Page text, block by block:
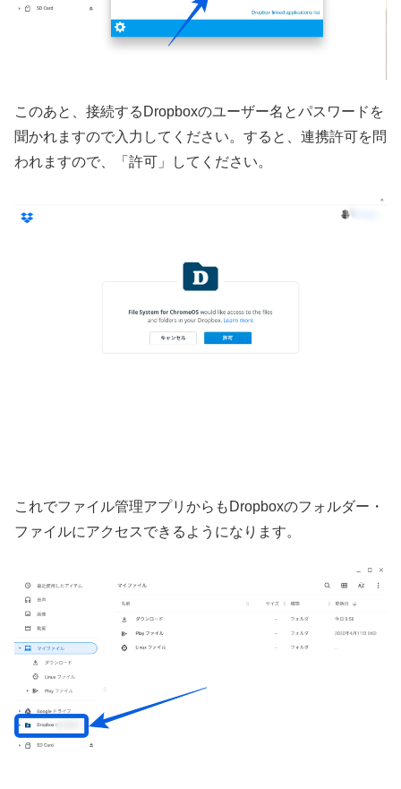
このあと、接続するDropboxのユーザー名とパスワードを
聞かれますので入力してください。すると、連携許可を問
われますので、「許可」してください。
これでファイル管理アプリからもDropboxのフォルダー・
ファイルにアクセスできるようになります。